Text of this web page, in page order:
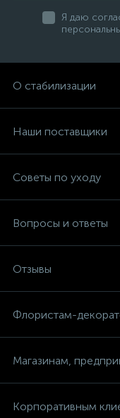
Я даю
О стабилизации
Наши поставщики
Советы по уходу
Вопросы и ответы
Отзывы
Флористам-
Магазинам,
Корпоративным